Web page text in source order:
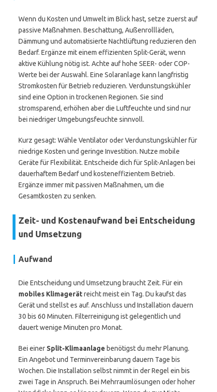
Wenn du Kosten und Umwelt im Blick hast, setze zuerst auf
passive Maßnahmen. Beschattung, Außenrollläden,
Dämmung und automatisierte Nachtlüftung reduzieren den
Bedarf. Ergänze mit einem effizienten Split-Gerät, wenn
aktive Kühlung nötig ist. Achte auf hohe SEER- oder COP-
Werte bei der Auswahl. Eine Solaranlage kann langfristig
Stromkosten für Betrieb reduzieren. Verdunstungskühler
sind eine Option in trockenen Regionen. Sie sind
stromsparend, erhöhen aber die Luftfeuchte und sind nur
bei niedriger Umgebungsfeuchte sinnvoll.
Kurz gesagt: Wähle Ventilator oder Verdunstungskühler für
niedrige Kosten und geringe Investition. Nutze mobile
Geräte für Flexibilität. Entscheide dich für Split-Anlagen bei
dauerhaftem Bedarf und kosteneffizientem Betrieb.
Ergänze immer mit passiven Maßnahmen, um die
Gesamtkosten zu senken.
Zeit- und Kostenaufwand bei Entscheidung
und Umsetzung
Aufwand
Die Entscheidung und Umsetzung braucht Zeit. Für ein
mobiles Klimagerätreicht meist ein Tag. Du kaufst das
Gerät und stellst es auf. Anschluss und Installation dauern
30 bis 60 Minuten. Filterreinigung ist gelegentlich und
dauert wenige Minuten pro Monat.
Bei einer Split-Klimaanlage benötigst du mehr Planung.
Ein Angebot und Terminvereinbarung dauern Tage bis
Wochen. Die Installation selbst nimmt in der Regel ein bis
zwei Tage in Anspruch. Bei Mehrraumlösungen oder hoher